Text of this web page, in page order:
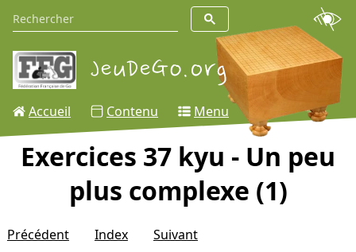
Accueil Contenu Menu
Exercices 37 kyu - Un peu
plus complexe (1)
Précédent Index Suivant